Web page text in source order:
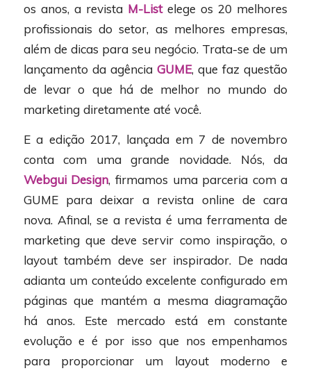
os anos, a revista M-Listelege os 20 melhores
profissionais do setor, as melhores empresas,
além de dicas para seu negócio. Trata-se de um
lançamento da agência GUME, que faz questão
de levar o que há de melhor no mundo do
marketing diretamente até você.
E a edição 2017, lançada em 7 de novembro
conta com uma grande novidade. Nós, da
Webgui Design, firmamos uma parceria com a
GUME para deixar a revista online de cara
nova. Afinal, se a revista é uma ferramenta de
marketing que deve servir como inspiração, o
layout também deve ser inspirador. De nada
adianta um conteúdo excelente configurado em
páginas que mantém a mesma diagramação
há anos. Este mercado está em constante
evolução e é por isso que nos empenhamos
para proporcionar um layout moderno e